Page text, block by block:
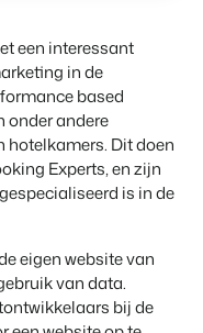
API.
facturatie bij
een interessant
in de
based
onder andere
hotelkamers. Dit doen
Experts, en zijn
is in de
eigen website van
van data.
bij de